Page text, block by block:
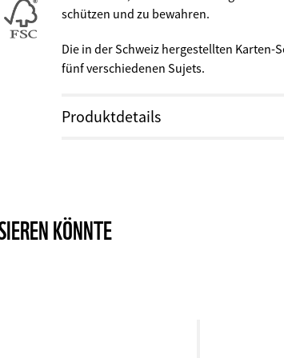
schützen und zu bewahren.
Die in der Schweiz hergestellten Karten-
fünf verschiedenen Sujets.
Produktdetails
KÖNNTE